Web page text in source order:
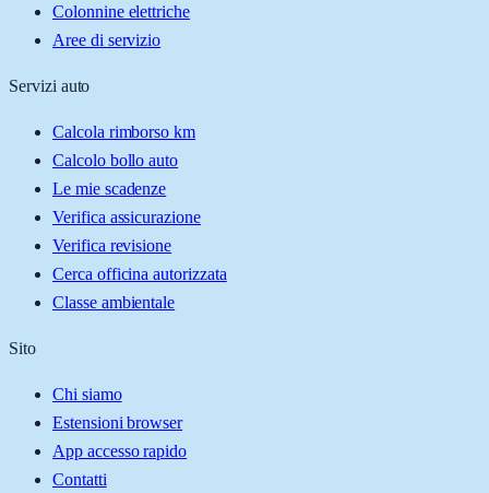
Colonnine elettriche
Aree di servizio
Servizi auto
Calcola rimborso km
Calcolo bollo auto
Le mie scadenze
Verifica assicurazione
Verifica revisione
Cerca officina autorizzata
Classe ambientale
Sito
Chi siamo
Estensioni browser
App accesso rapido
Contatti